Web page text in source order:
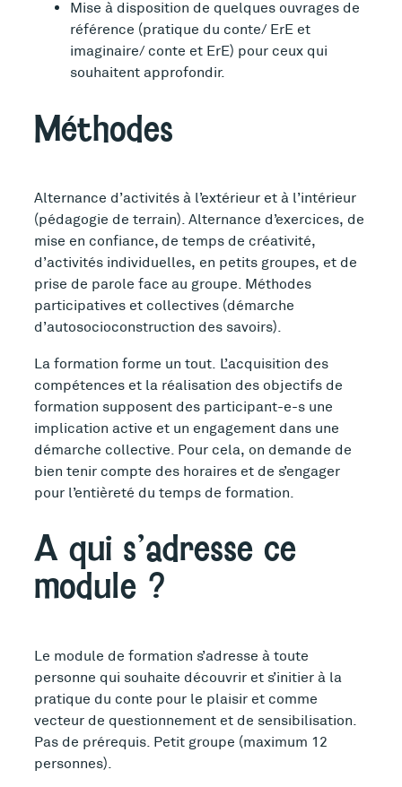
Mise à disposition de quelques ouvrages de
référence (pratique du conte/ ErE et
imaginaire/ conte et ErE) pour ceux qui
souhaitent approfondir.
Méthodes
Alternance d’activités à l’extérieur et à l’intérieur
(pédagogie de terrain). Alternance d’exercices, de
mise en confiance, de temps de créativité,
d’activités individuelles, en petits groupes, et de
prise de parole face au groupe. Méthodes
participatives et collectives (démarche
d’autosocioconstruction des savoirs).
La formation forme un tout. L’acquisition des
compétences et la réalisation des objectifs de
formation supposent des participant-e-s une
implication active et un engagement dans une
démarche collective. Pour cela, on demande de
bien tenir compte des horaires et de s’engager
pour l’entièreté du temps de formation.
A qui s’adresse ce
module ?
Le module de formation s’adresse à toute
personne qui souhaite découvrir et s’initier à la
pratique du conte pour le plaisir et comme
vecteur de questionnement et de sensibilisation.
Pas de prérequis. Petit groupe (maximum 12
personnes).